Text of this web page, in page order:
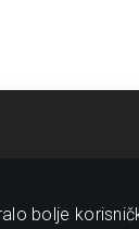
bolje